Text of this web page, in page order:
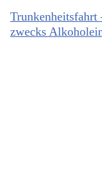
Trunkenheitsfahrt
zwecks